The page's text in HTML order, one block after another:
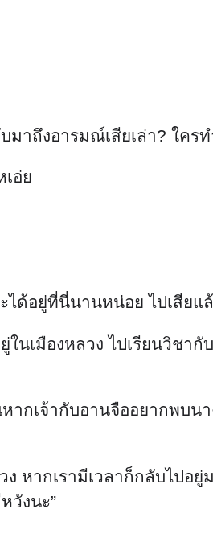
าถึงอารมณ์เสียเล่า? ใครท
อ่ย
ด้อยู่ที่นี่นานหน่อย ไปเสียแ
นเมืองหลวง ไปเรียนวิชา